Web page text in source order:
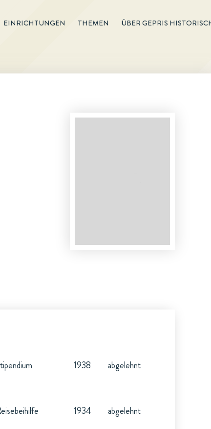
EINRICHTUNGEN THEMEN ÜBER GEPRIS
1938 abgelehnt
1934 abgelehnt